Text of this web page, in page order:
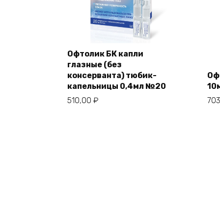
Офтолик БК капли
глазные (без
консерванта) тюбик-
капельницы 0,4мл №20
510,00 ₽